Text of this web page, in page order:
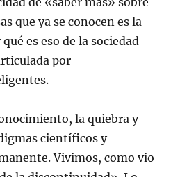
que ya se conocen es la
es eso de la sociedad
por
la quiebra y
científicos y
Vivimos, como vio